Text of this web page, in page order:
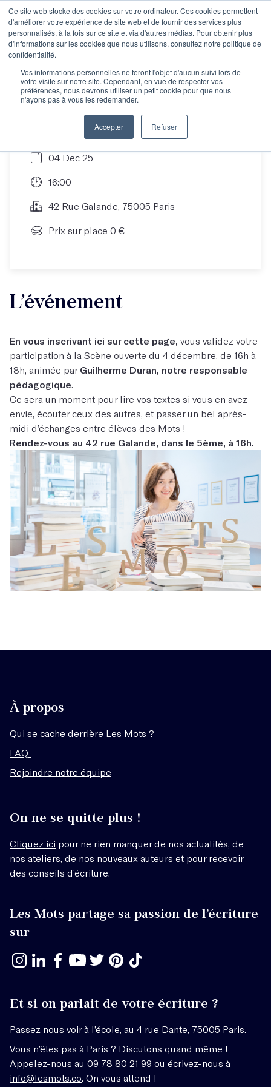
Ce site web stocke des cookies sur votre ordinateur. Ces cookies permettent
d'améliorer votre expérience de site web et de fournir des services plus
personnalisés, à la fois sur ce site et via d'autres médias. Pour obtenir plus
d'informations sur les cookies que nous utilisons, consultez notre politique de
confidentialité.
Vos informations personnelles ne feront l'objet d'aucun suivi lors de
votre visite sur notre site. Cependant, en vue de respecter vos
préférences, nous devrons utiliser un petit cookie pour que nous
n'ayons pas à vous les redemander.
Accepter Refuser
Scène ouverte du 4
décembre !
04 Dec 25
16:00
42 Rue Galande, 75005 Paris
Prix sur place 0 €
L’événement
En vous inscrivant ici sur cette page, vous validez votre
participation à la Scène ouverte du 4 décembre, de 16h à
18h, animée par Guilherme Duran, notre responsable
pédagogique.
Ce sera un moment pour lire vos textes si vous en avez
envie, écouter ceux des autres, et passer un bel après-
midi d’échanges entre élèves des Mots !
Rendez-vous au 42 rue Galande, dans le 5ème, à 16h.
À propos
Qui se cache derrière Les Mots ?
FAQ
Rejoindre notre équipe
On ne se quitte plus !
Cliquez ici pour ne rien manquer de nos actualités, de
nos ateliers, de nos nouveaux auteurs et pour recevoir
des conseils d’écriture.
Les Mots partage sa passion de l’écriture
sur
Et si on parlait de votre écriture ?
Passez nous voir à l’école, au 4 rue Dante, 75005 Paris
Vous n’êtes pas à Paris ? Discutons quand même !
Appelez-nous au 09 78 80 21 99 ou écrivez-nous à
info@lesmots.co . On vous attend !